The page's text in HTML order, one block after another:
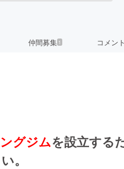
仲間募集 1 コメント
グジムを設立する
。